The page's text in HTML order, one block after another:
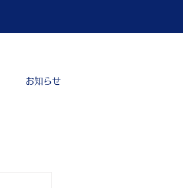
お知らせ